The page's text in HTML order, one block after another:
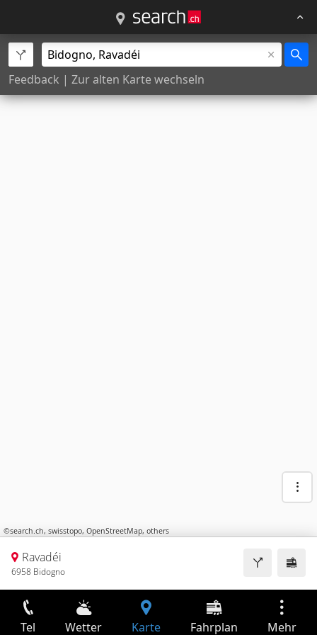
Feedback | Zur alten Karte wechseln
©search.ch, swisstopo, OpenStreetMap, others
Ravadéi
6958 Bidogno
Tel Wetter Karte Fahrplan Mehr